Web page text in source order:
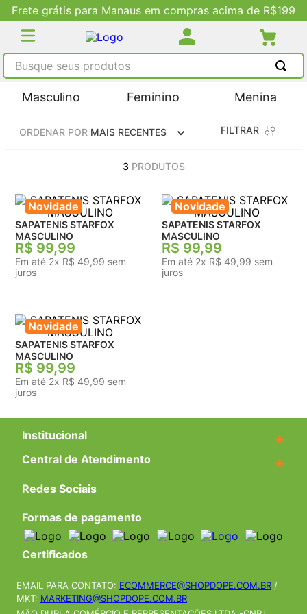
Frete grátis para Manaus em compras acima de R$199
Busque seus produtos
Masculino Feminino Menina
ORDENAR POR MAIS RECENTES FILTRAR
3 PRODUTOS
Novidade
SAPATENIS STARFOX
MASCULINO
R$ 99,99
Em até 2x R$ 49,99 sem
juros
Novidade
SAPATENIS STARFOX
MASCULINO
R$ 99,99
Em até 2x R$ 49,99 sem
juros
Novidade
SAPATENIS STARFOX
MASCULINO
R$ 99,99
Em até 2x R$ 49,99 sem
juros
Institucional +
Central de Atendimento +
Redes Sociais
Formas de pagamento
Certificados
EMAIL PARA CONTATO: ECOMMERCE@SHOPDOPE.COM.BR /
MKT: MARKETING@SHOPDOPE.COM.BR
TERMOS MAIS BUSCADOS
2º
tenis feminino
5º tenis